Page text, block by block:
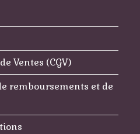
Ventes (CGV)
remboursements et de